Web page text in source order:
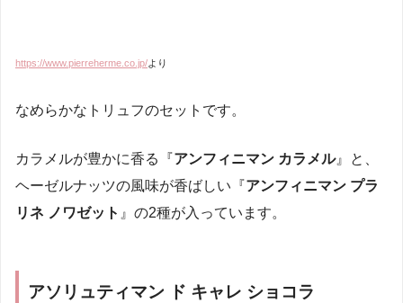
https://www.pierreherme.co.jp/より
なめらかなトリュフのセットです。
カラメルが豊かに香る『アンフィニマン カラメル』と、
ヘーゼルナッツの風味が香ばしい『アンフィニマン プラ
リネ ノワゼット 』の2種が入っています。
アソリュティマン ド キャレ ショコラ